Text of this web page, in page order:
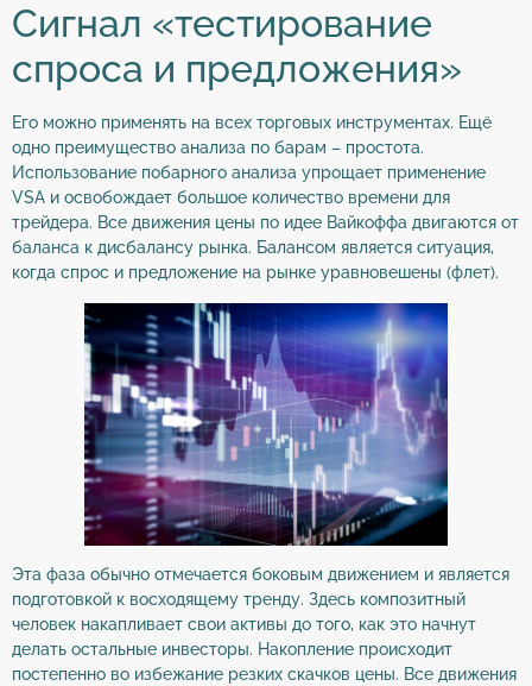
Сигнал «тестирование
спроса и предложения»
Его можно применять на всех торговых инструментах. Ещё
одно преимущество анализа по барам – простота.
Использование побарного анализа упрощает применение
VSA и освобождает большое количество времени для
трейдера. Все движения цены по идее Вайкоффа двигаются от
баланса к дисбалансу рынка. Балансом является ситуация,
когда спрос и предложение на рынке уравновешены (флет).
Эта фаза обычно отмечается боковым движением и является
подготовкой к восходящему тренду. Здесь композитный
человек накапливает свои активы до того, как это начнут
делать остальные инвесторы. Накопление происходит
постепенно во избежание резких скачков цены. Все движения